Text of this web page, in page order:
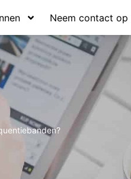
Neem contact op